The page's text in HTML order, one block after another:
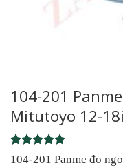
104-201
Mitutoyo 12-
Rated5
1
104-201 Panme đo